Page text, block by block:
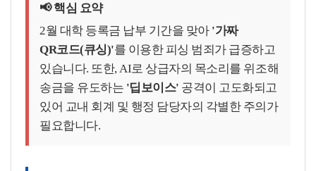
📢 핵심 요약
2월 대학 등록금 납부 기간을 맞아 '가짜
QR코드(큐싱)'를 이용한 피싱 범죄가 급증하고
있습니다. 또한, AI로 상급자의 목소리를 위조해
송금을 유도하는 '딥보이스' 공격이 고도화되고
있어 교내 회계 및 행정 담당자의 각별한 주의가
필요합니다.